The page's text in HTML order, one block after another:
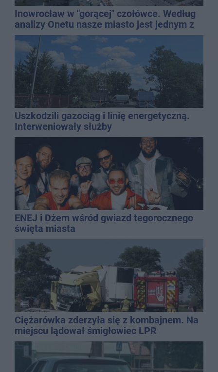
Inowrocław w "gorącej" czołówce. Według
analizy Onetu nasze miasto jest jednym z
najbardziej narażonych na upały
Uszkodzili gazociąg i linię energetyczną.
Interweniowały służby
ENEJ i Dżem wśród gwiazd tegorocznego
święta miasta
Ciężarówka zderzyła się z kombajnem. Na
miejscu lądował śmigłowiec LPR